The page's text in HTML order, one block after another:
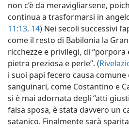
non c’è da meravigliarsene,
continua a trasformarsi in
11:13, 14) Nei secoli successivi
come il resto di Babilonia la
ricchezze e privilegi, di “porpora
pietra preziosa e perle”. (
i suoi papi fecero causa
sanguinari, come Costantino e
si è mai adornata degli “atti
falsa sposa, è stata davvero un
satanico. Finalmente sarà